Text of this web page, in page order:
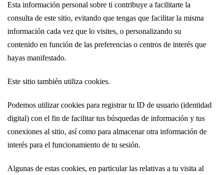
Esta información personal sobre ti contribuye a facilitarte la
consulta de este sitio, evitando que tengas que facilitar la misma
información cada vez que lo visites, o personalizando su
contenido en función de las preferencias o centros de interés que
hayas manifestado.
Este sitio también utiliza cookies.
Podemos utilizar cookies para registrar tu ID de usuario (identidad
digital) con el fin de facilitar tus búsquedas de información y tus
conexiones al sitio, así como para almacenar otra información de
interés para el funcionamiento de tu sesión.
Algunas de estas cookies, en particular las relativas a tu visita al